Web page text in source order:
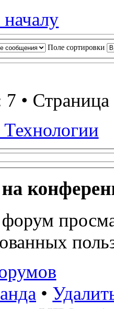
Поле сортировки
• Страница
форум
•